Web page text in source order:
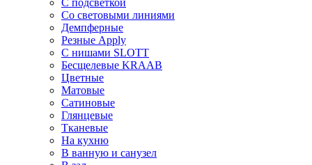
С подсветкой
Со световыми линиями
Демпферные
Резные Apply
С нишами SLOTT
Бесщелевые KRAAB
Цветные
Матовые
Сатиновые
Глянцевые
Тканевые
На кухню
В ванную и санузел